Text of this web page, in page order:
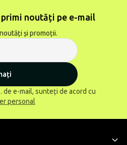
noutăți pe e-mail
și promoții.
de e-mail, sunteți de acord cu
personal